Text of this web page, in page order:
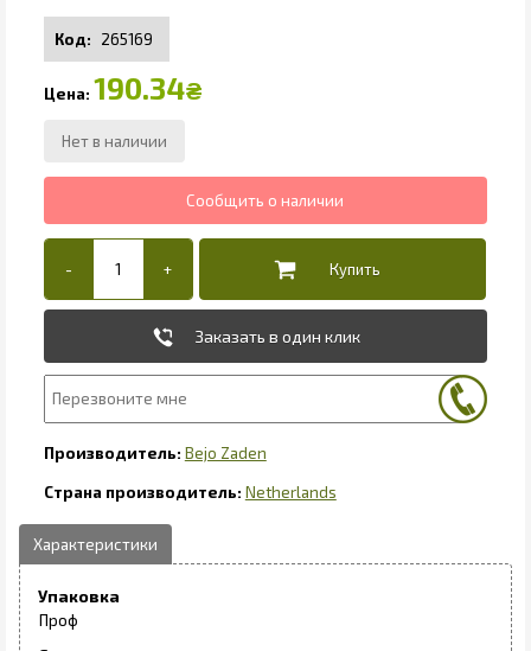
265169
190.34₴
Заказать в один клик
Bejo Zaden
Netherlands
Упаковка
Проф